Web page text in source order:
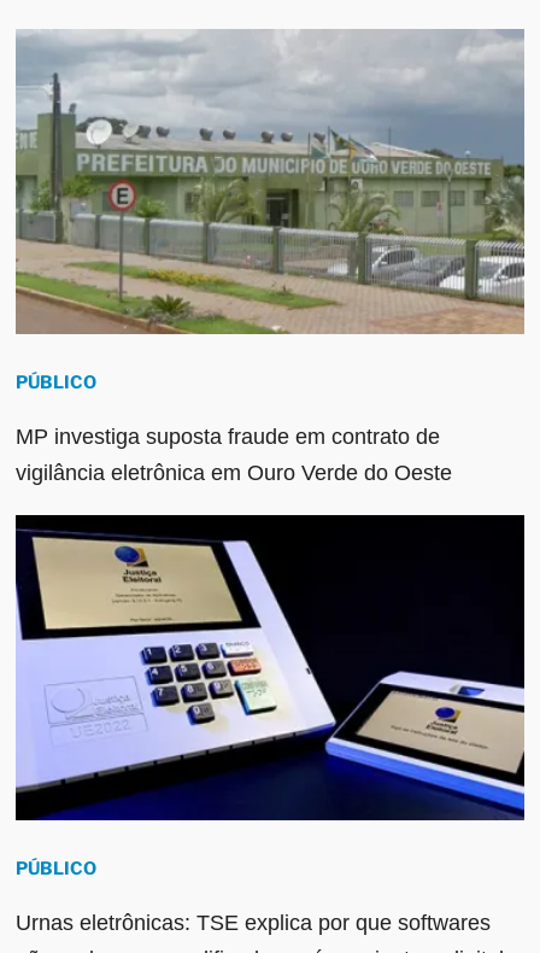
PÚBLICO
MP investiga suposta fraude em contrato de
vigilância eletrônica em Ouro Verde do Oeste
PÚBLICO
Urnas eletrônicas: TSE explica por que softwares